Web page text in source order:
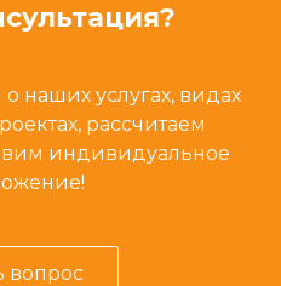
наших услугах, видах
рассчитаем
индивидуальное
вопрос